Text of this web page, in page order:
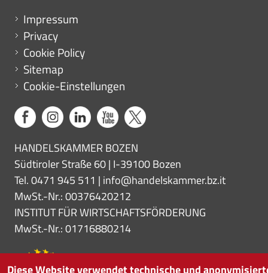
Menu footer
Impressum
Privacy
Cookie Policy
Sitemap
Cookie-Einstellungen
HANDELSKAMMER BOZEN
Südtiroler Straße 60 | I-39100 Bozen
Tel. 0471 945 511 | info@handelskammer.bz.it
MwSt.-Nr.: 00376420212
INSTITUT FÜR WIRTSCHAFTSFÖRDERUNG
MwSt.-Nr.: 01716880214
Diese Website verwendet technische und